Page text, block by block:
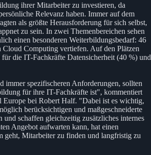
ihrer Mitarbeiter zu investieren, da
Relevanz haben. Immer auf dem
als größte Herausforderung für sich selbst,
zu sein. In zwei Themenbereichen sehen
einen besonderen Weiterbildungsbedarf: 46
Computing vertiefen. Auf den Plätzen
die IT-Fachkräfte Datensicherheit (40 %) und
immer spezifischeren Anforderungen, sollten
für ihre IT-Fachkräfte ist", kommentiert
bei Robert Half. "Dabei ist es wichtig,
berücksichtigen und maßgeschneiderte
schaffen gleichzeitig zusätzliches internes
Angebot aufwarten kann, hat einen
geht, Mitarbeiter zu finden und langfristig zu